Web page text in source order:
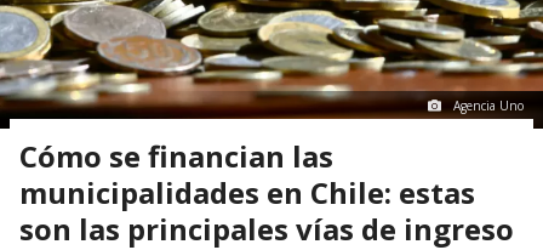
Agencia Uno
Cómo se financian las
municipalidades en Chile: estas
son las principales vías de ingreso